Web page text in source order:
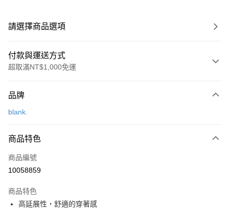
請選擇商品選項
付款與運送方式
超取滿NT$1,000免運
信用卡一次付款
Apple Pay
街口支付
Google Pay
品牌
blank.
商品特色
商品編號
10058859
商品特色
高延展性，舒適的穿著感